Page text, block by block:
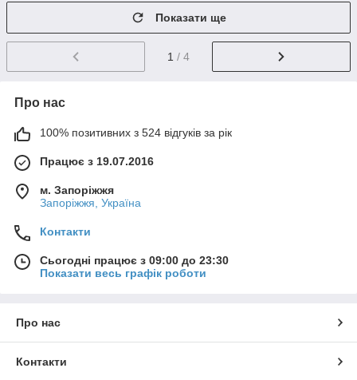
Показати ще
1 / 4
Про нас
100% позитивних з 524 відгуків за рік
Працює з 19.07.2016
м. Запоріжжя
Запоріжжя, Україна
Контакти
Сьогодні працює з 09:00 до 23:30
Показати весь графік роботи
Про нас
Контакти